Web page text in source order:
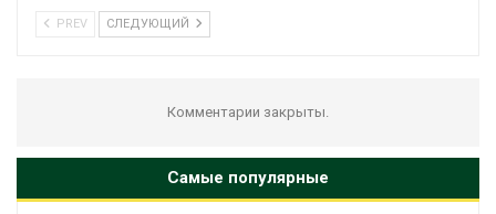
PREV СЛЕДУЮЩИЙ
Комментарии закрыты.
Самые популярные